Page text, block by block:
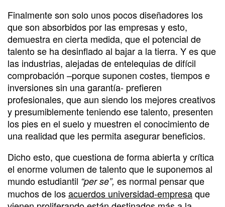
Finalmente son solo unos pocos diseñadores los
que son absorbidos por las empresas y esto,
demuestra en cierta medida, que el potencial de
talento se ha desinflado al bajar a la tierra. Y es que
las industrias, alejadas de entelequias de difícil
comprobación –porque suponen costes, tiempos e
inversiones sin una garantía- prefieren
profesionales, que aun siendo los mejores creativos
y presumiblemente teniendo ese talento, presenten
los pies en el suelo y muestren el conocimiento de
una realidad que les permita asegurar beneficios.
Dicho esto, que cuestiona de forma abierta y crítica
el enorme volumen de talento que le suponemos al
mundo estudiantil “per se”, es normal pensar que
muchos de losacuerdos universidad-empresaque